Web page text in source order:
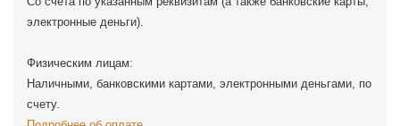
электронные деньги).
Физическим лицам:
Наличными, банковскими картами, электронными деньгами, по
счету.